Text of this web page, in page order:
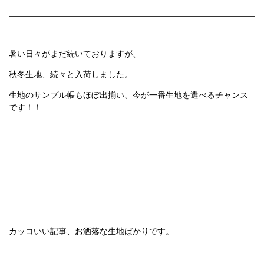
暑い日々がまだ続いておりますが、
秋冬生地、続々と入荷しました。
生地のサンプル帳もほぼ出揃い、今が一番生地を選べるチャンス
です！！
カッコいい記事、お洒落な生地ばかりです。